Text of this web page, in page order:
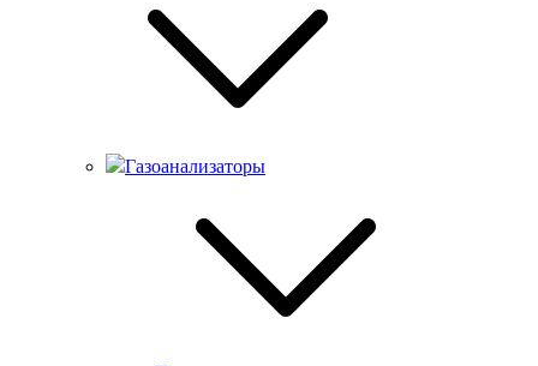
Газоанализаторы